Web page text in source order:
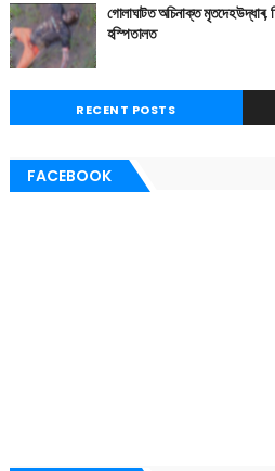
গোলাঘাটত অচিনাক্ত মৃতদেহ উদ্ধাৰ,
হস্পিতালত
RECENT POSTS
FACEBOOK